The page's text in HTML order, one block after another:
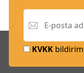
KVKK